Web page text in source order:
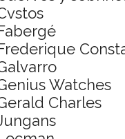
Watches
Charles